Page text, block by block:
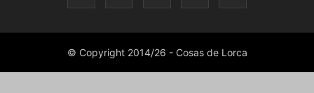
© Copyright 2014/26 - Cosas de Lorca